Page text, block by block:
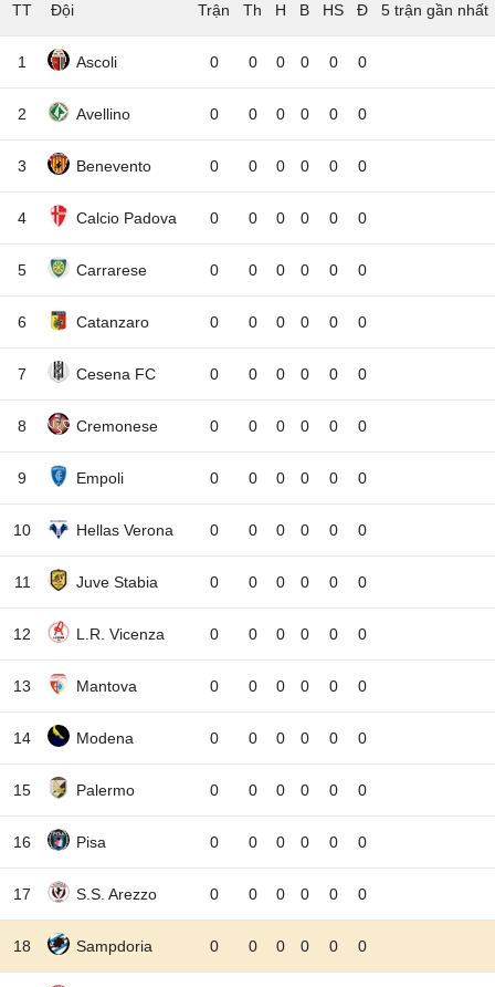
TT Đội 5 trận gần nhất
1 Ascoli 0 0 0 0 0 0
2 Avellino 0 0 0 0 0 0
3 Benevento 0 0 0 0 0 0
4 Calcio Padova 0 0 0 0 0 0
5 Carrarese 0 0 0 0 0 0
6 Catanzaro 0 0 0 0 0 0
7 Cesena FC 0 0 0 0 0 0
8 Cremonese 0 0 0 0 0 0
9 Empoli 0 0 0 0 0 0
10 Hellas Verona 0 0 0 0 0 0
11 Juve Stabia 0 0 0 0 0 0
12 L.R. Vicenza 0 0 0 0 0 0
13 Mantova 0 0 0 0 0 0
14 Modena 0 0 0 0 0 0
15 Palermo 0 0 0 0 0 0
16 Pisa 0 0 0 0 0 0
17 S.S. Arezzo 0 0 0 0 0 0
18 Sampdoria 0 0 0 0 0 0